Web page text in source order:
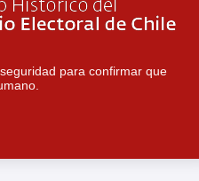
para confirmar que